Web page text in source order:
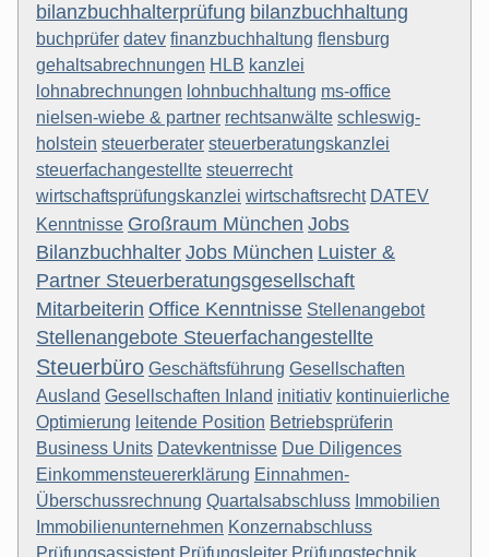
bilanzbuchhalterprüfung bilanzbuchhaltung
buchprüfer datev finanzbuchhaltung flensburg
gehaltsabrechnungen HLB kanzlei
lohnabrechnungen lohnbuchhaltung ms-office
nielsen-wiebe & partner rechtsanwälte schleswig-
holstein steuerberater steuerberatungskanzlei
steuerfachangestellte steuerrecht
wirtschaftsprüfungskanzlei wirtschaftsrecht DATEV
Kenntnisse Großraum München Jobs
Bilanzbuchhalter Jobs München Luister &
Partner Steuerberatungsgesellschaft
Mitarbeiterin Office Kenntnisse Stellenangebot
Stellenangebote Steuerfachangestellte
Steuerbüro Geschäftsführung Gesellschaften
Ausland Gesellschaften Inland initiativ kontinuierliche
Optimierung leitende Position Betriebsprüferin
Business Units Datevkentnisse Due Diligences
Einkommensteuererklärung Einnahmen-
Überschussrechnung Quartalsabschluss Immobilien
Immobilienunternehmen Konzernabschluss
Prüfungsassistent Prüfungsleiter Prüfungstechnik